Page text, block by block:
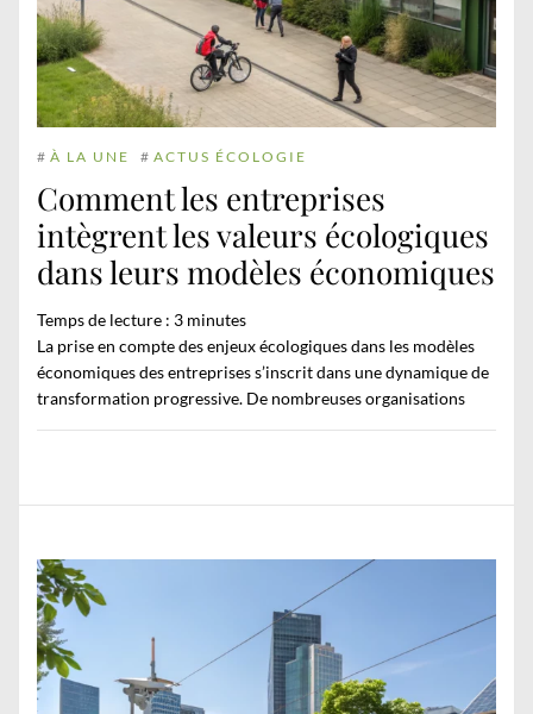
# À LA UNE # ACTUS ÉCOLOGIE
Comment les entreprises
intègrent les valeurs écologiques
dans leurs modèles économiques
Temps de lecture : 3 minutes
La prise en compte des enjeux écologiques dans les modèles
économiques des entreprises s’inscrit dans une dynamique de
transformation progressive. De nombreuses organisations